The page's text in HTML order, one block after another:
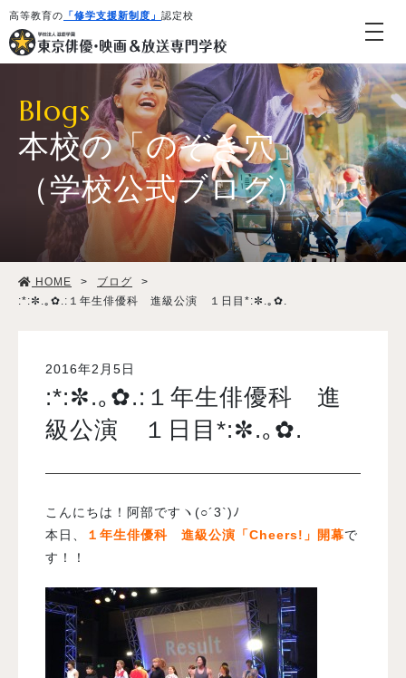
高等教育の 「修学支援新制度」 認定校
学校紹介・教育システム
専攻・コース紹介
就職・デビュー
学校情報
オープンキャンパス
訪問者別メニュー
Blogs
本校の「のぞき穴」
（学校公式ブログ）
HOME > ブログ
>
:*:✼.｡✿.:１年生俳優科 進級公演 １日目*:✼.｡✿.
2016年2月5日
:*:✼.｡✿.:１年生俳優科 進
級公演 １日目*:✼.｡✿.
こんにちは！阿部ですヽ(○´3`)ﾉ
本日、
１年生俳優科 進級公演「Cheers!」開幕で
す！！